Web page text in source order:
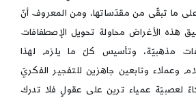
على ما تبقّى من مقدّساتها، ومن المعروف أنّ
هذه الأغراض محاولة تحويل الإصطفافات
مذهبيّة، وتأسيس كلّ ما يلزم لهذا
وعملاء وتابعين جاهزين للتفجير الفكريّ
لعصبيّة عمياء ترين على عقولٍ فلا تدرك